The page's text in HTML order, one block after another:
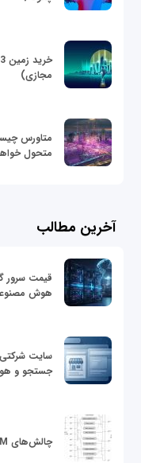
مجازی)
متاورس
متحول
آخرین مطالب
هوش
سایت شرکتی
جستجو و
چالش‌های RAM در Workloadهای محاسباتی HPC